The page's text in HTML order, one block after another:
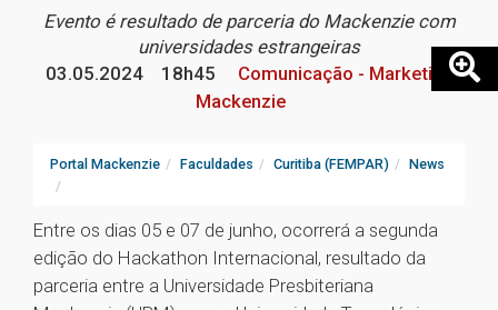
Evento é resultado de parceria do Mackenzie com
universidades estrangeiras
03.05.2024
18h45
Comunicação - Marketing
Mackenzie
Portal Mackenzie Faculdades Curitiba (FEMPAR) News
Entre os dias 05 e 07 de junho, ocorrerá a segunda
edição do Hackathon Internacional, resultado da
parceria entre a Universidade Presbiteriana